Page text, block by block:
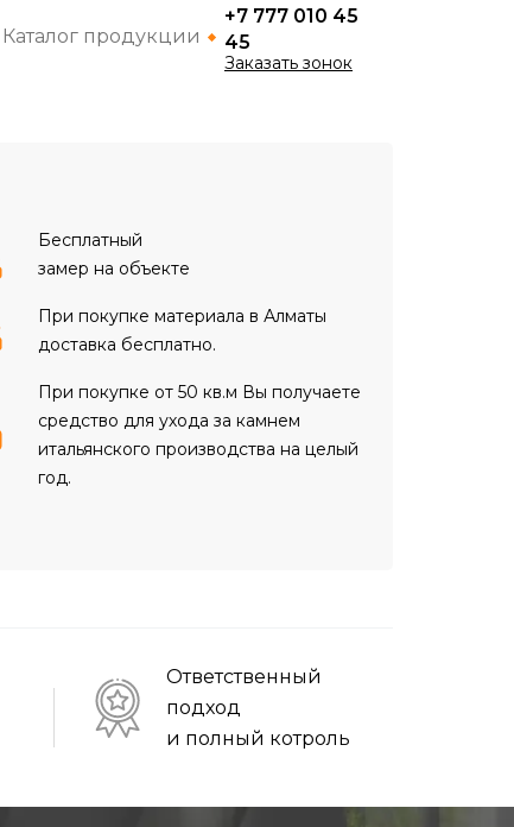
Каталог продукции
+7 777 010 45
45
Заказать зонок
Бесплатный
замер на объекте
При покупке материала в Алматы
доставка бесплатно.
При покупке от 50 кв.м Вы получаете
средство для ухода за камнем
итальянского производства на целый
год.
Ответственный
подход
и полный котроль